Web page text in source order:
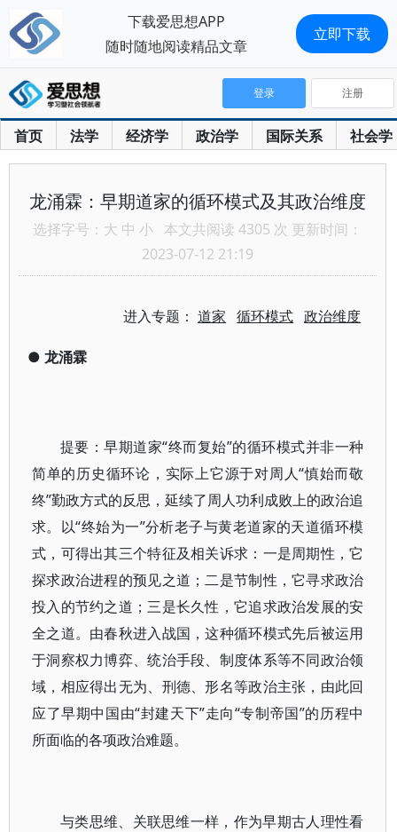
首页 法学 经济学 政治学 国际关系 社会学
登录 注册
龙涌霖：早期道家的循环模式及其政治维度
选择字号： 大 中 小 本文共阅读 4305 次 更新时间：
2023-07-12 21:19
进入专题：道家 循环模式 政治维度
● 龙涌霖
提要：早期道家“终而复始”的循环模式并非一种
简单的历史循环论，实际上它源于对周人“慎始而敬
终”勤政方式的反思，延续了周人功利成败上的政治追
求。以“终始为一”分析老子与黄老道家的天道循环模
式，可得出其三个特征及相关诉求：一是周期性，它
探求政治进程的预见之道；二是节制性，它寻求政治
投入的节约之道；三是长久性，它追求政治发展的安
全之道。由春秋进入战国，这种循环模式先后被运用
于洞察权力博弈、统治手段、制度体系等不同政治领
域，相应得出无为、刑德、形名等政治主张，由此回
应了早期中国由“封建天下”走向“专制帝国”的历程中
所面临的各项政治难题。
与类思维、关联思维一样，作为早期古人理性看
下载爱思想APP
随时随地阅读精品文章
立即下载